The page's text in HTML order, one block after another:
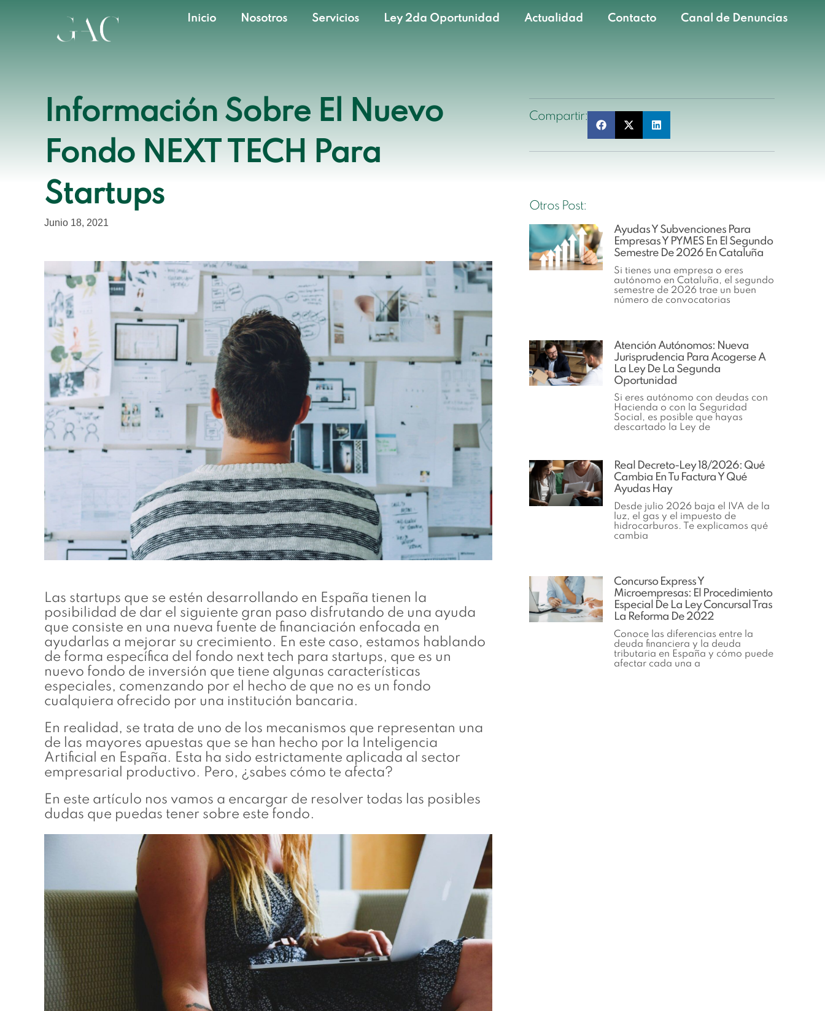
Inicio Nosotros Servicios Ley 2da Oportunidad Actualidad Contacto Canal de Denuncias
Información Sobre El Nuevo
Fondo NEXT TECH Para
Startups
Junio 18, 2021
Las startups que se estén desarrollando en España tienen la
posibilidad de dar el siguiente gran paso disfrutando de una ayuda
que consiste en una nueva fuente de financiación enfocada en
ayudarlas a mejorar su crecimiento. En este caso, estamos hablando
de forma específica del fondo next tech para startups, que es un
nuevo fondo de inversión que tiene algunas características
especiales, comenzando por el hecho de que no es un fondo
cualquiera ofrecido por una institución bancaria.
En realidad, se trata de uno de los mecanismos que representan una
de las mayores apuestas que se han hecho por la Inteligencia
Artificial en España. Esta ha sido estrictamente aplicada al sector
empresarial productivo. Pero, ¿sabes cómo te afecta?
En este artículo nos vamos a encargar de resolver todas las posibles
dudas que puedas tener sobre este fondo.
Compartir:
Otros Post:
Ayudas Y Subvenciones Para
Empresas Y PYMES En El Segundo
Semestre De 2026 En Cataluña
Si tienes una empresa o eres
autónomo en Cataluña, el segundo
semestre de 2026 trae un buen
número de convocatorias
Atención Autónomos: Nueva
Jurisprudencia Para Acogerse A
La Ley De La Segunda
Oportunidad
Si eres autónomo con deudas con
Hacienda o con la Seguridad
Social, es posible que hayas
descartado la Ley de
Real Decreto-Ley 18/2026: Qué
Cambia En Tu Factura Y Qué
Ayudas Hay
Desde julio 2026 baja el IVA de la
luz, el gas y el impuesto de
hidrocarburos. Te explicamos qué
cambia
Concurso Express Y
Microempresas: El Procedimiento
Especial De La Ley Concursal Tras
La Reforma De 2022
Conoce las diferencias entre la
deuda financiera y la deuda
tributaria en España y cómo puede
afectar cada una a